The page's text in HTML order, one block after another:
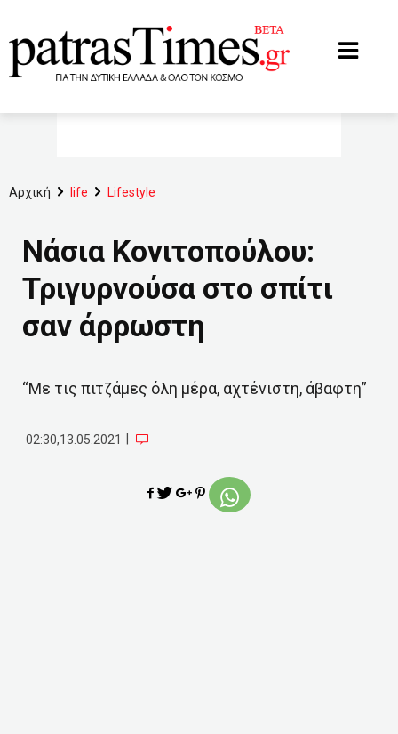
Αρχική life Lifestyle
Νάσια Κονιτοπούλου:
Τριγυρνούσα στο σπίτι
σαν άρρωστη
“Με τις πιτζάμες όλη μέρα, αχτένιστη, άβαφτη”
02:30,13.05.2021